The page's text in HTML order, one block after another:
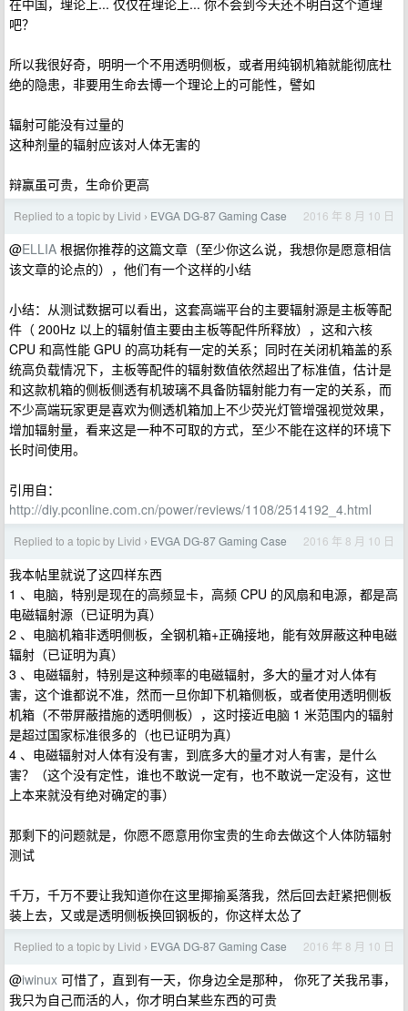
吧？
所以我很好奇，明明一个不用透明侧板，或者用纯钢机箱就能彻底杜
绝的隐患，非要用生命去博一个理论上的可能性，譬如
辐射可能没有过量的
这种剂量的辐射应该对人体无害的
辩赢虽可贵，生命价更高
Replied to a topic by Livid › EVGA DG-87 Gaming Case 2016 年 8 月 10 日
@ELLIA 根据你推荐的这篇文章（至少你这么说，我想你是愿意相信
该文章的论点的），他们有一个这样的小结
小结：从测试数据可以看出，这套高端平台的主要辐射源是主板等配
件（ 200Hz 以上的辐射值主要由主板等配件所释放），这和六核
CPU 和高性能 GPU 的高功耗有一定的关系；同时在关闭机箱盖的系
统高负载情况下，主板等配件的辐射数值依然超出了标准值，估计是
和这款机箱的侧板侧透有机玻璃不具备防辐射能力有一定的关系，而
不少高端玩家更是喜欢为侧透机箱加上不少荧光灯管增强视觉效果，
增加辐射量，看来这是一种不可取的方式，至少不能在这样的环境下
长时间使用。
引用自：
http://diy.pconline.com.cn/power/reviews/1108/2514192_4.html
Replied to a topic by Livid › EVGA DG-87 Gaming Case 2016 年 8 月 10 日
我本帖里就说了这四样东西
1 、电脑，特别是现在的高频显卡，高频 CPU 的风扇和电源，都是高
电磁辐射源（已证明为真）
2 、电脑机箱非透明侧板，全钢机箱+正确接地，能有效屏蔽这种电磁
辐射（已证明为真）
3 、电磁辐射，特别是这种频率的电磁辐射，多大的量才对人体有
害，这个谁都说不准，然而一旦你卸下机箱侧板，或者使用透明侧板
机箱（不带屏蔽措施的透明侧板），这时接近电脑 1 米范围内的辐射
是超过国家标准很多的（也已证明为真）
4 、电磁辐射对人体有没有害，到底多大的量才对人有害，是什么
害？（这个没有定性，谁也不敢说一定有，也不敢说一定没有，这世
上本来就没有绝对确定的事）
那剩下的问题就是，你愿不愿意用你宝贵的生命去做这个人体防辐射
测试
千万，千万不要让我知道你在这里揶揄奚落我，然后回去赶紧把侧板
装上去，又或是透明侧板换回钢板的，你这样太怂了
Replied to a topic by Livid › EVGA DG-87 Gaming Case 2016 年 8 月 10 日
@iwinux 可惜了，直到有一天，你身边全是那种， 你死了关我吊事，
我只为自己而活的人，你才明白某些东西的可贵